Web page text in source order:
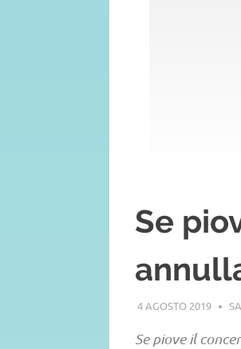
Se
4 AGOSTO 2019
Se piove il